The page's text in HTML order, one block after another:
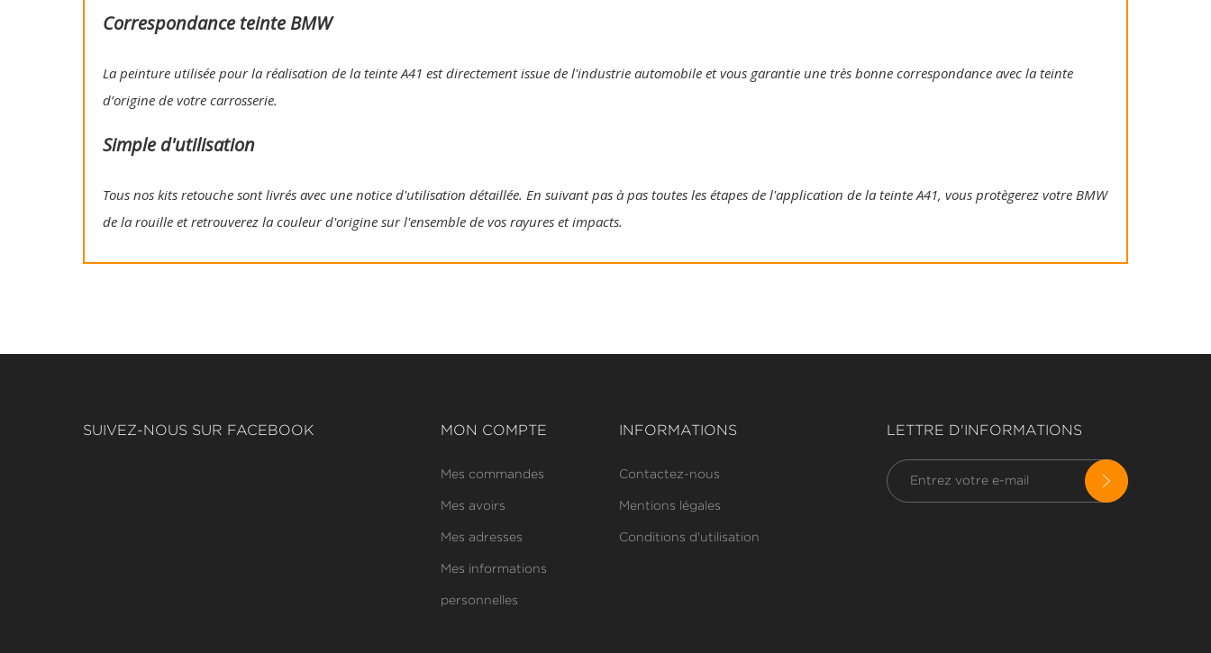
Correspondance teinte BMW
La peinture utilisée pour la réalisation de la teinte A41 est directement issue de l'industrie automobile et vous garantie une très bonne correspondance avec la teinte
d’origine de votre carrosserie.
Simple d'utilisation
Tous nos kits retouche sont livrés avec une notice d'utilisation détaillée. En suivant pas à pas toutes les étapes de l'application de la teinte A41, vous protègerez votre BMW
de la rouille et retrouverez la couleur d'origine sur l'ensemble de vos rayures et impacts.
SUIVEZ-NOUS SUR FACEBOOK MON COMPTE
Mes commandes
Mes avoirs
Mes adresses
Mes informations
personnelles
INFORMATIONS
Contactez-nous
Mentions légales
Conditions d'utilisation
LETTRE D'INFORMATIONS